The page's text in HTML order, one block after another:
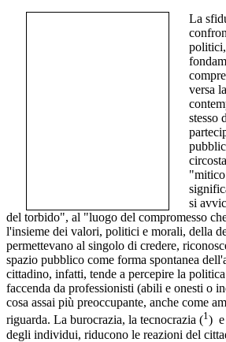
La
versa
stesso
"mitico
si
del torbido", al "luogo del compromesso
l'insieme dei valori, politici e morali, della
permettevano al singolo di credere,
spazio pubblico come forma spontanea
cittadino, infatti, tende a percepire la
faccenda da professionisti (abili e onesti o
cosa assai più preoccupante, anche come
riguarda. La burocrazia, la tecnocrazia (1) e
degli individui, riducono le reazioni del